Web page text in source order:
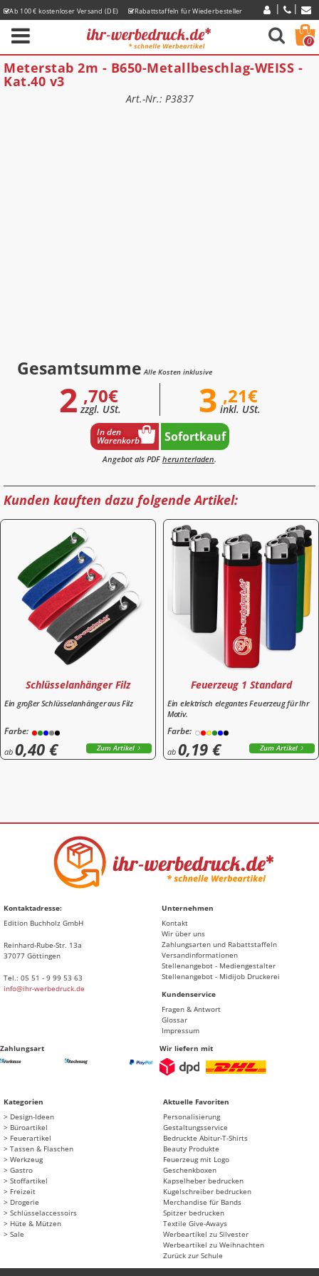
Ab 100 € kostenloser Versand (DE)
Rabattstaffeln für Wiederbesteller
0
Meterstab 2m - B650-Metallbeschlag-WEISS -
Kat.40 v3
Art.-Nr.: P3837
Gesamtsumme Alle Kosten inklusive
2 ,70€
zzgl. USt. 3 ,21€
inkl. USt.
In den
Warenkorb Sofortkauf
Angebot als PDF herunterladen.
Kunden kauften dazu folgende Artikel:
Schlüsselanhänger Filz
Ein großer Schlüsselanhänger aus Filz
Farbe:
ab 0,40 € Zum Artikel
Feuerzeug 1 Standard
Ein elektrisch elegantes Feuerzeug für Ihr
Motiv.
Farbe:
ab 0,19 € Zum Artikel
Kontaktadresse:
Edition Buchholz GmbH
Reinhard-Rube-Str. 13a
37077 Göttingen
Tel.: 05 51 - 9 99 53 63
info@ihr-werbedruck.de
Unternehmen
Kontakt
Wir über uns
Zahlungsarten und Rabattstaffeln
Versandinformationen
Stellenangebot - Mediengestalter
Stellenangebot - Midijob Druckerei
Kundenservice
Fragen & Antwort
Glossar
Impressum
Wir liefern mit
Zahlungsart
Kategorien
Design-Ideen
Büroartikel
Feuerartikel
Tassen & Flaschen
Werkzeug
Gastro
Stoffartikel
Freizeit
Drogerie
Schlüsselaccessoirs
Hüte & Mützen
Sale
Aktuelle Favoriten
Personalisierung
Gestaltungsservice
Bedruckte Abitur-T-Shirts
Beauty Produkte
Feuerzeug mit Logo
Geschenkboxen
Kapselheber bedrucken
Kugelschreiber bedrucken
Merchandise für Bands
Spitzer bedrucken
Textile Give-Aways
Werbeartikel zu Silvester
Werbeartikel zu Weihnachten
Zurück zur Schule